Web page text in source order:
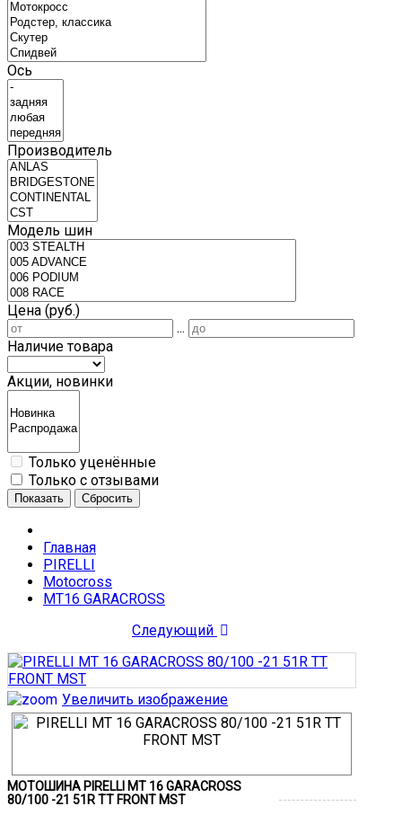
Ось
Производитель
Модель шин
Цена (руб.)
...
Наличие товара
Акции, новинки
Только уценённые
Только с отзывами
Показать Сбросить
Главная
PIRELLI
Motocross
MT16 GARACROSS
Следующий
Увеличить изображение
МОТОШИНА PIRELLI MT 16 GARACROSS
80/100 -21 51R TT FRONT MST